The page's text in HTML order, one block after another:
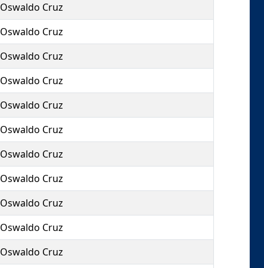
Oswaldo Cruz
Oswaldo Cruz
Oswaldo Cruz
Oswaldo Cruz
Oswaldo Cruz
Oswaldo Cruz
Oswaldo Cruz
Oswaldo Cruz
Oswaldo Cruz
Oswaldo Cruz
Oswaldo Cruz